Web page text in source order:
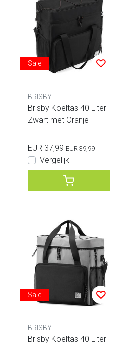
Sale
BRISBY
Brisby Koeltas 40 Liter
Zwart met Oranje
EUR 37,99 EUR 39,99
Vergelijk
Sale
BRISBY
Brisby Koeltas 40 Liter